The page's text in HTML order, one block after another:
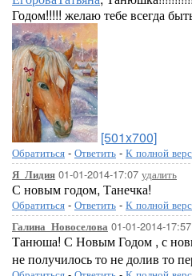
Годом!!!!! желаю тебе всегда
[501x700]
Обратиться - Ответить - К полной
Я_Лидия 01-01-2014-17:07 удалить
С новым годом, Танечка!
Обратиться - Ответить - К полной
Галина_Новоселова 01-01-2014-17:57
Танюша! С Новым Годом , с
не получилось то не долив то